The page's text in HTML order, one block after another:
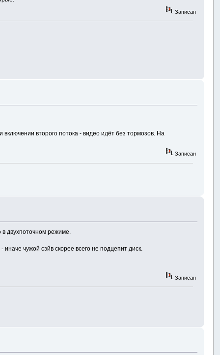
Записан
второго потока - видео идёт без тормозов. На
Записан
в двухпоточном режиме.
иначе чужой сэйв скорее всего не подцепит диск.
Записан